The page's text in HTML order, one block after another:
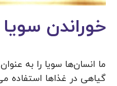
خوراندن
ما انسان‌ها سویا را به
گیاهی در غذاها استفاده